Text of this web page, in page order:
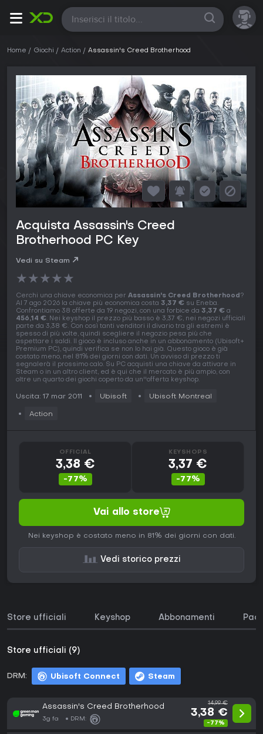
Tutte
Home Giochi Action Assassin's Creed Brotherhood
Acquista Assassin's Creed
Brotherhood PC Key
Vedi su Steam
★★★★★
Cerchi una chiave economica per Assassin's Creed Brotherhood?
Al 7 ago 2026 la chiave più economica costa 3,37 € su Eneba.
Confrontiamo 38 offerte da 19 negozi, con una forbice da 3,37 € a
456,14 €. Nei keyshop il prezzo più basso è 3,37 €, nei negozi ufficiali
parte da 3,38 €. Con così tanti venditori il divario tra gli estremi è
spesso di più volte, quindi scegliere il negozio pesa più che
aspettare i saldi. Il gioco è incluso anche in un abbonamento (Ubisoft+
Premium PC), quindi verifica se non lo hai già. Questo gioco è già
costato meno, nel 81% dei giorni con dati. Un avviso di prezzo ti
segnalerà il prossimo calo. Su PC acquisti una chiave da attivare in
Steam o in un altro client, ed è qui che il mercato è più ampio, con
oltre un quarto dei giochi coperto da un''offerta keyshop.
Uscita: 17 mar 2011 Ubisoft Ubisoft Montreal
Action
OFFICIAL
3,38 €
-77%
KEYSHOPS
3,37 €
-77%
Vai allo store
Nei keyshop è costato meno in 81% dei giorni con dati.
Vedi storico prezzi
Store ufficiali Keyshop Abbonamenti
Store ufficiali (9)
DRM: Ubisoft Connect Steam
Assassin's Creed Brotherhood
3g fa DRM:
14,99 €
3,38 €
-77%